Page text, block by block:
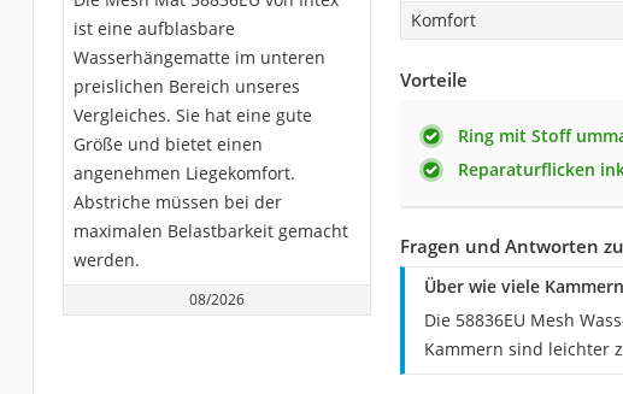
ist eine aufblasbare
Wasserhängematte im unteren
preislichen Bereich unseres
Vergleiches. Sie hat eine gute
Größe und bietet einen
angenehmen Liegekomfort.
Abstriche müssen bei der
maximalen Belastbarkeit gemacht
werden.
08/2026
Komfort
Vorteile
Ring mit Stoff
Reparaturflicken
Fragen und Antworten
Über wie viele
Die 58836EU Mesh
Kammern sind leichter